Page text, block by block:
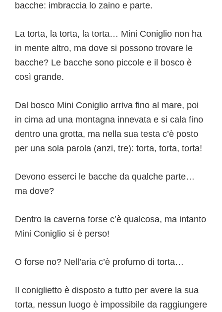
bacche: imbraccia lo zaino e parte.
La torta, la torta, la torta… Mini Coniglio non ha
in mente altro, ma dove si possono trovare le
bacche? Le bacche sono piccole e il bosco è
così grande.
Dal bosco Mini Coniglio arriva fino al mare, poi
in cima ad una montagna innevata e si cala fino
dentro una grotta, ma nella sua testa c’è posto
per una sola parola (anzi, tre): torta, torta, torta!
Devono esserci le bacche da qualche parte…
ma dove?
Dentro la caverna forse c’è qualcosa, ma intanto
Mini Coniglio si è perso!
O forse no? Nell’aria c’è profumo di torta…
Il coniglietto è disposto a tutto per avere la sua
torta, nessun luogo è impossibile da raggiungere